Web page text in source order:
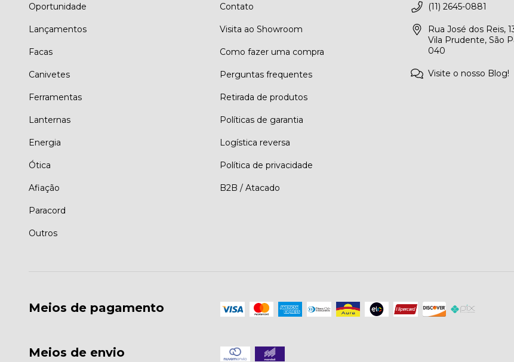
Oportunidade
Lançamentos
Facas
Canivetes
Ferramentas
Lanternas
Energia
Ótica
Afiação
Paracord
Outros
Contato
Visita ao Showroom
Como fazer uma compra
Perguntas frequentes
Retirada de produtos
Políticas de garantia
Logística reversa
Política de privacidade
B2B / Atacado
(11) 2645-0881
Rua José dos Reis,
Vila Prudente, São
040
Visite o nosso Blog!
Meios de pagamento
Meios de envio